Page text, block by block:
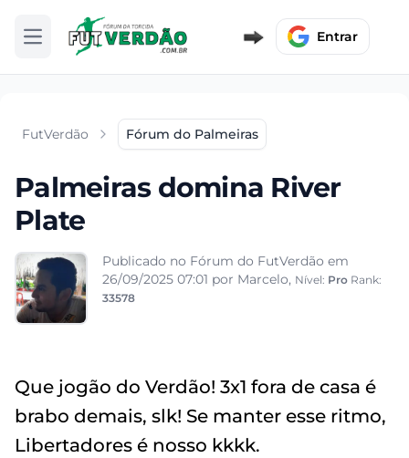
Abrir menu Entrar
FutVerdão Fórum do Palmeiras
Palmeiras domina River
Plate
Publicado no Fórum do FutVerdão em
26/09/2025 07:01 por Marcelo, Nível: Pro Rank:
33578
Que jogão do Verdão! 3x1 fora de casa é
brabo demais, slk! Se manter esse ritmo,
Libertadores é nosso kkkk.